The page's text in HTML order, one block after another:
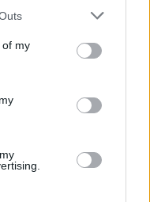
of my
Lehti